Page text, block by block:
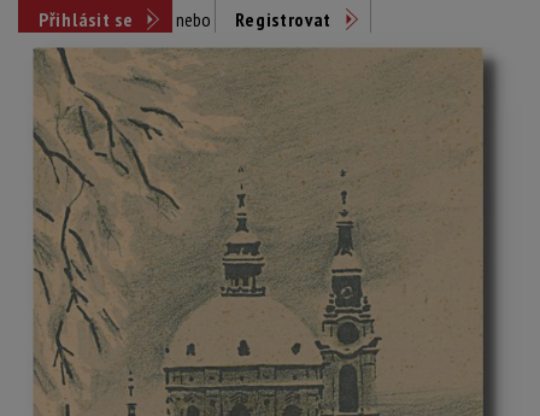
Přihlásit se
nebo Registrovat